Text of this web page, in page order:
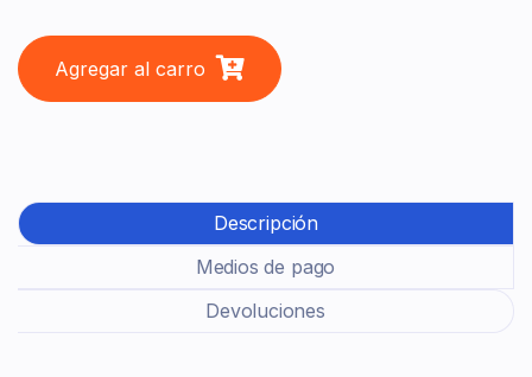
Agregar al carro
Descripción
Medios de pago
Devoluciones